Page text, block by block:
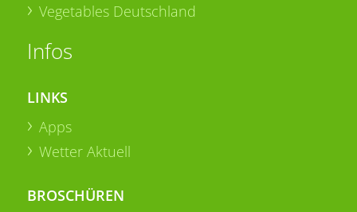
Vegetables Deutschland
Infos
LINKS
Apps
Wetter Aktuell
BROSCHÜREN